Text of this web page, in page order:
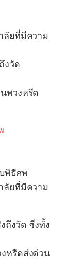
ลัยที่มีความ
งวัด
พวงหรีด
พิธีศพ
ลัยที่มีความ
ถึงวัด ซึ่งทั้ง
หรีดส่งด่วน